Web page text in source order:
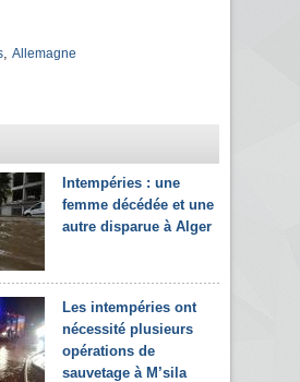
Allemagne
Intempéries : une
femme décédée et une
autre disparue à Alger
Les intempéries ont
nécessité plusieurs
opérations de
sauvetage à M’sila